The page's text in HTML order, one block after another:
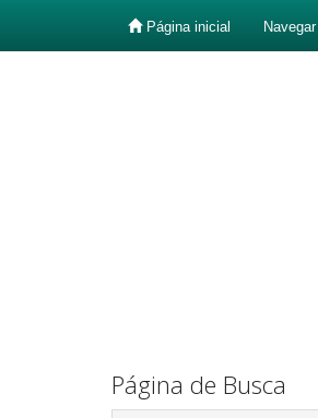
Página inicial Navegar
Página de Busca